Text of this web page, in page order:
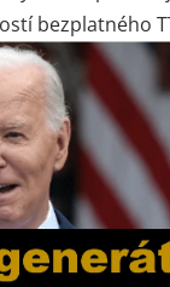
bezplatného